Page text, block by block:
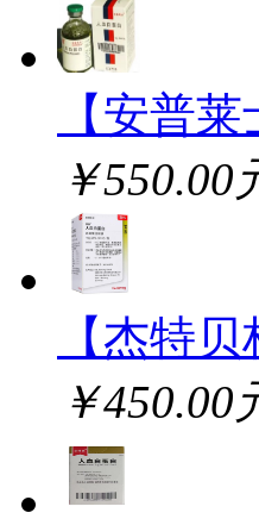
【安普
￥550.00
【杰特
￥450.00